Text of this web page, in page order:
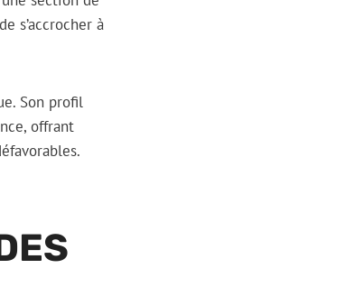
s’accrocher à
Son profil
offrant